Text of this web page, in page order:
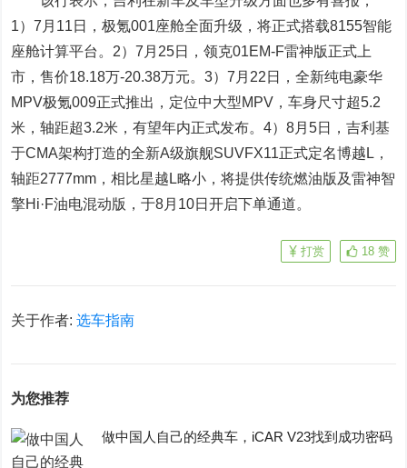
1）7月11日，极氪001座舱全面升级，将正式搭载8155智能
座舱计算平台。2）7月25日，领克01EM-F雷神版正式上
市，售价18.18万-20.38万元。3）7月22日，全新纯电豪华
MPV极氪009正式推出，定位中大型MPV，车身尺寸超5.2
米，轴距超3.2米，有望年内正式发布。4）8月5日，吉利基
于CMA架构打造的全新A级旗舰SUVFX11正式定名博越L，
轴距2777mm，相比星越L略小，将提供传统燃油版及雷神智
擎Hi·F油电混动版，于8月10日开启下单通道。
18 赞
打赏
关于作者:选车指南
为您推荐
做中国人自己的经典车，iCAR V23找到成功密码